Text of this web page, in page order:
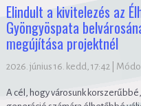
Elindult a kivitelezés az
Gyöngyöspata
megújítása projektnél
2026. június 16. kedd, 17:42
A cél, hogy városunk